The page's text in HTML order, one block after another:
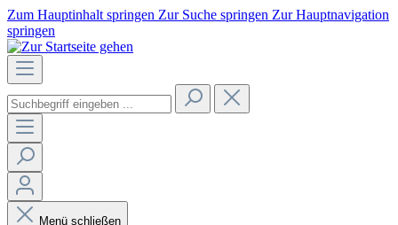
Zum Hauptinhalt springen Zur Suche springen Zur Hauptnavigation
springen
Menü schließen